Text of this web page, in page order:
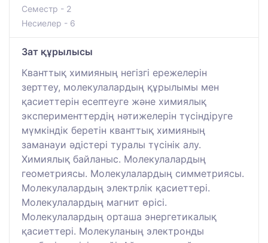
Семестр - 2
Несиелер - 6
Зат құрылысы
Кванттық химияның негізгі ережелерін
зерттеу, молекулалардың құрылымы мен
қасиеттерін есептеуге және химиялық
эксперименттердің нәтижелерін түсіндіруге
мүмкіндік беретін кванттық химияның
заманауи әдістері туралы түсінік алу.
Химиялық байланыс. Молекулалардың
геометриясы. Молекулалардың симметриясы.
Молекулалардың электрлік қасиеттері.
Молекулалардың магнит өрісі.
Молекулалардың орташа энергетикалық
қасиеттері. Молекуланың электронды